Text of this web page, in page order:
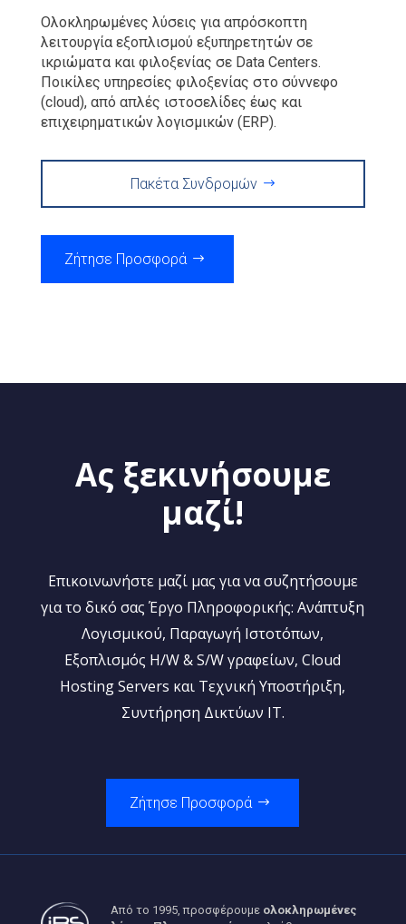
Ολοκληρωμένες λύσεις για απρόσκοπτη
λειτουργία εξοπλισμού εξυπηρετητών σε
ικριώματα και φιλοξενίας σε Data Centers.
Ποικίλες υπηρεσίες φιλοξενίας στο σύννεφο
(cloud), από απλές ιστοσελίδες έως και
επιχειρηματικών λογισμικών (ERP).
Πακέτα Συνδρομών
Ζήτησε Προσφορά
Ας ξεκινήσουμε
μαζί!
Επικοινωνήστε μαζί μας για να συζητήσουμε
για το δικό σας Έργο Πληροφορικής: Ανάπτυξη
Λογισμικού, Παραγωγή Ιστοτόπων,
Εξοπλισμός H/W & S/W γραφείων, Cloud
Hosting Servers και Τεχνική Υποστήριξη,
Συντήρηση Δικτύων IT.
Ζήτησε Προσφορά
Από το 1995, προσφέρουμε ολοκληρωμένες